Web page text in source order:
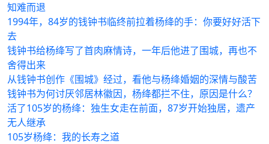
知难而退
1994年，84岁的钱钟书临终前拉着杨绛的手：你要好好活下
去
钱钟书给杨绛写了首肉麻情诗，一年后他进了围城，再也不
舍得出来
从钱钟书创作《围城》经过，看他与杨绛婚姻的深情与酸苦
钱钟书为何讨厌邻居林徽因，杨绛都拦不住，原因是什么？
活了105岁的杨绛：独生女走在前面，87岁开始独居，遗产
无人继承
105岁杨绛：我的长寿之道